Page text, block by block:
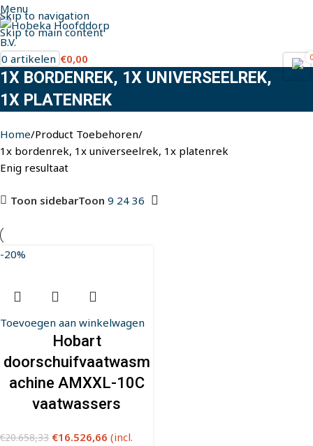
Skip to navigation
Skip to main content
Menu
0
0 artikelen €0,00
1X BORDENREK, 1X UNIVERSEELREK,
1X PLATENREK
Home Product Toebehoren
1x bordenrek, 1x universeelrek, 1x platenrek
Enig resultaat
Toon sidebarToon 9 24 36
-20%
Toevoegen aan winkelwagen
Hobart
doorschuifvaatwasm
achine AMXXL-10C
vaatwassers
€20.658,33 €16.526,66 (incl.